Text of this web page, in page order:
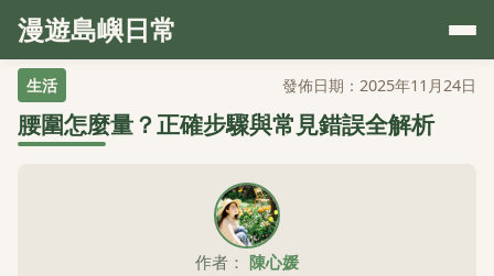
漫遊島嶼日常
生活 發佈日期：2025年11月24日
腰圍怎麼量？正確步驟與常見錯誤全解析
作者： 陳心媛